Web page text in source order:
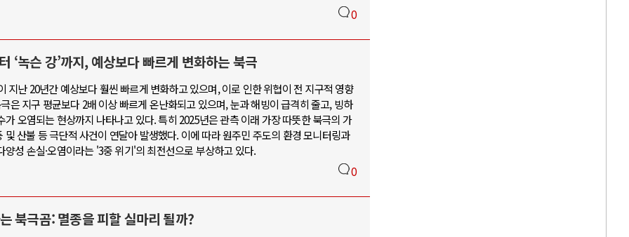
0
‘녹슨 강’까지, 예상보다 빠르게 변화하는 북극
지난 20년간 예상보다 훨씬 빠르게 변화하고 있으며, 이로 인한 위협이 전 지구적 영향
은 지구 평균보다 2배 이상 빠르게 온난화되고 있으며, 눈과 해빙이 급격히 줄고, 빙하
오염되는 현상까지 나타나고 있다. 특히 2025년은 관측 이래 가장 따뜻한 북극의 가
산불 등 극단적 사건이 연달아 발생했다. 이에 따라 원주민 주도의 환경 모니터링과
성 손실·오염이라는 '3중 위기'의 최전선으로 부상하고 있다.
0
북극곰: 멸종을 피할 실마리 될까?